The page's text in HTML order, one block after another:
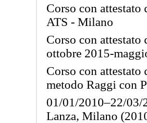
Corso con
ATS - Milano
Corso con
ottobre 2015-
Corso con
metodo Raggi con
01/01/2010–22/
Lanza, Milano